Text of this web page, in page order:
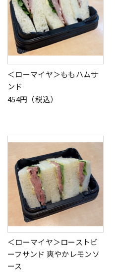
＜ローマイヤ＞ももハムサ
ンド
454円（税込）
＜ローマイヤ＞ローストビ
ーフサンド 爽やかレモンソ
ース